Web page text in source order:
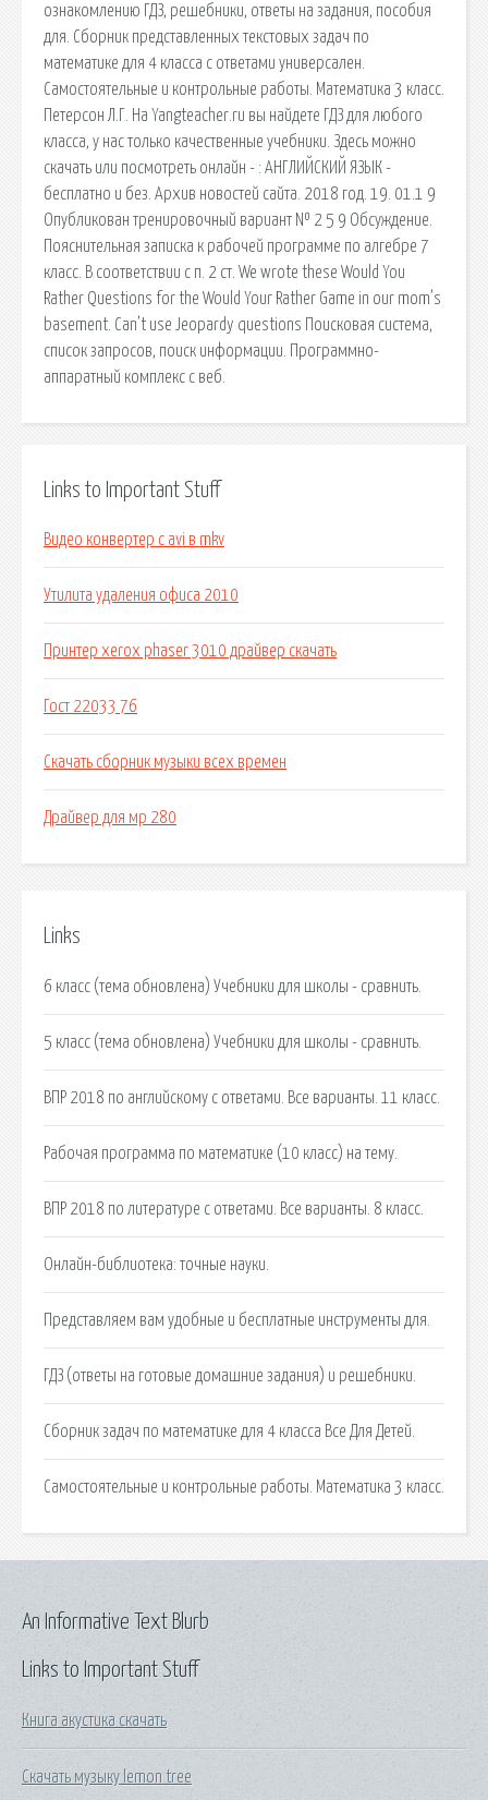
ознакомлению ГДЗ, решебники, ответы на задания, пособия
для. Сборник представленных текстовых задач по
математике для 4 класса с ответами универсален.
Самостоятельные и контрольные работы. Математика 3 класс.
Петерсон Л.Г. На Yangteacher.ru вы найдете ГДЗ для любого
класса, у нас только качественные учебники. Здесь можно
скачать или посмотреть онлайн - : АНГЛИЙСКИЙ ЯЗЫК -
бесплатно и без. Архив новостей сайта. 2018 год. 19. 01.1 9
Опубликован тренировочный вариант № 2 5 9 Обсуждение.
Пояснительная записка к рабочей программе по алгебре 7
класс. В соответствии с п. 2 ст. We wrote these Would You
Rather Questions for the Would Your Rather Game in our mom’s
basement. Can’t use Jeopardy questions Поисковая сиcтема,
список запросов, поиск информации. Программно-
аппаратный комплекс с веб.
Links to Important Stuff
Видео конвертер с avi в mkv
Утилита удаления офиса 2010
Принтер xerox phaser 3010 драйвер скачать
Гост 22033 76
Скачать сборник музыки всех времен
Драйвер для мр 280
Links
6 класс (тема обновлена) Учебники для школы - сравнить.
5 класс (тема обновлена) Учебники для школы - сравнить.
ВПР 2018 по английскому с ответами. Все варианты. 11 класс.
Рабочая программа по математике (10 класс) на тему.
ВПР 2018 по литературе с ответами. Все варианты. 8 класс.
Онлайн-библиотека: точные науки.
Представляем вам удобные и бесплатные инструменты для.
ГДЗ (ответы на готовые домашние задания) и решебники.
Сборник задач по математике для 4 класса Все Для Детей.
Самостоятельные и контрольные работы. Математика 3 класс.
Links to Important Stuff
Книга акустика скачать
Скачать музыку lemon tree
An Informative Text Blurb